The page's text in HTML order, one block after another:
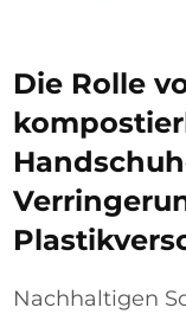
Die Rolle
Nachhaltigen